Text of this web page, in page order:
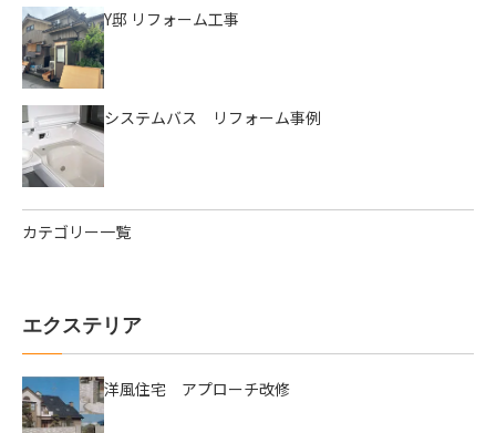
Y邸 リフォーム工事
システムバス リフォーム事例
カテゴリー一覧
エクステリア
洋風住宅 アプローチ改修